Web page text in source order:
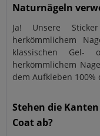
Naturnägeln
Ja! Unsere
herkömmlichem
klassischen Gel-
herkömmlichem
dem Aufkleben
Stehen die
Coat ab?